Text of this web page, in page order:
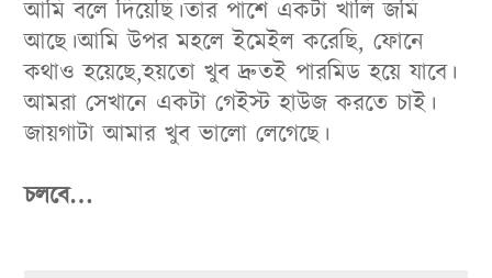
আমি বলে দিয়েছি।তার পাশে একটা খালি জমি
আছে।আমি উপর মহলে ইমেইল করেছি, ফোনে
কথাও হয়েছে,হয়তো খুব দ্রুতই পারমিড হয়ে যাবে।
আমরা সেখানে একটা গেইস্ট হাউজ করতে চাই।
জায়গাটা আমার খুব ভালো লেগেছে।
চলবে…